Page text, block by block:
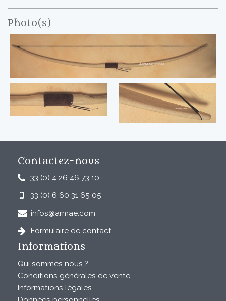
Photo(s)
Contactez-nous
33 (0) 4 26 46 73 10
33 (0) 6 60 31 65 05
infos@armae.com
Formulaire de contact
Informations
Qui sommes nous ?
Conditions générales de vente
Informations légales